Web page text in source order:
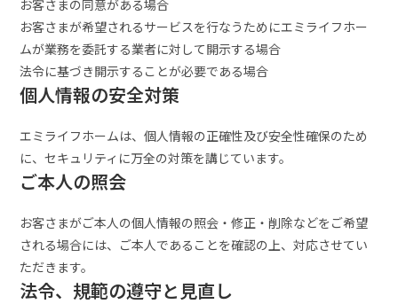
お客さまの同意がある場合
お客さまが希望されるサービスを行なうためにエミライフホー
ムが業務を委託する業者に対して開示する場合
法令に基づき開示することが必要である場合
個人情報の安全対策
エミライフホームは、個人情報の正確性及び安全性確保のため
に、セキュリティに万全の対策を講じています。
ご本人の照会
お客さまがご本人の個人情報の照会・修正・削除などをご希望
される場合には、ご本人であることを確認の上、対応させてい
ただきます。
法令、規範の遵守と見直し